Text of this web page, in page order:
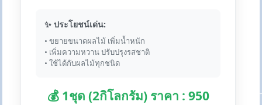
✨ ประโยชน์เด่น:
• ขยายขนาดผลไม้ เพิ่มน้ำหนัก
• เพิ่มความหวาน ปรับปรุงรสชาติ
• ใช้ได้กับผลไม้ทุกชนิด
💰 1ชุด (2กิโลกรัม) ราคา : 950